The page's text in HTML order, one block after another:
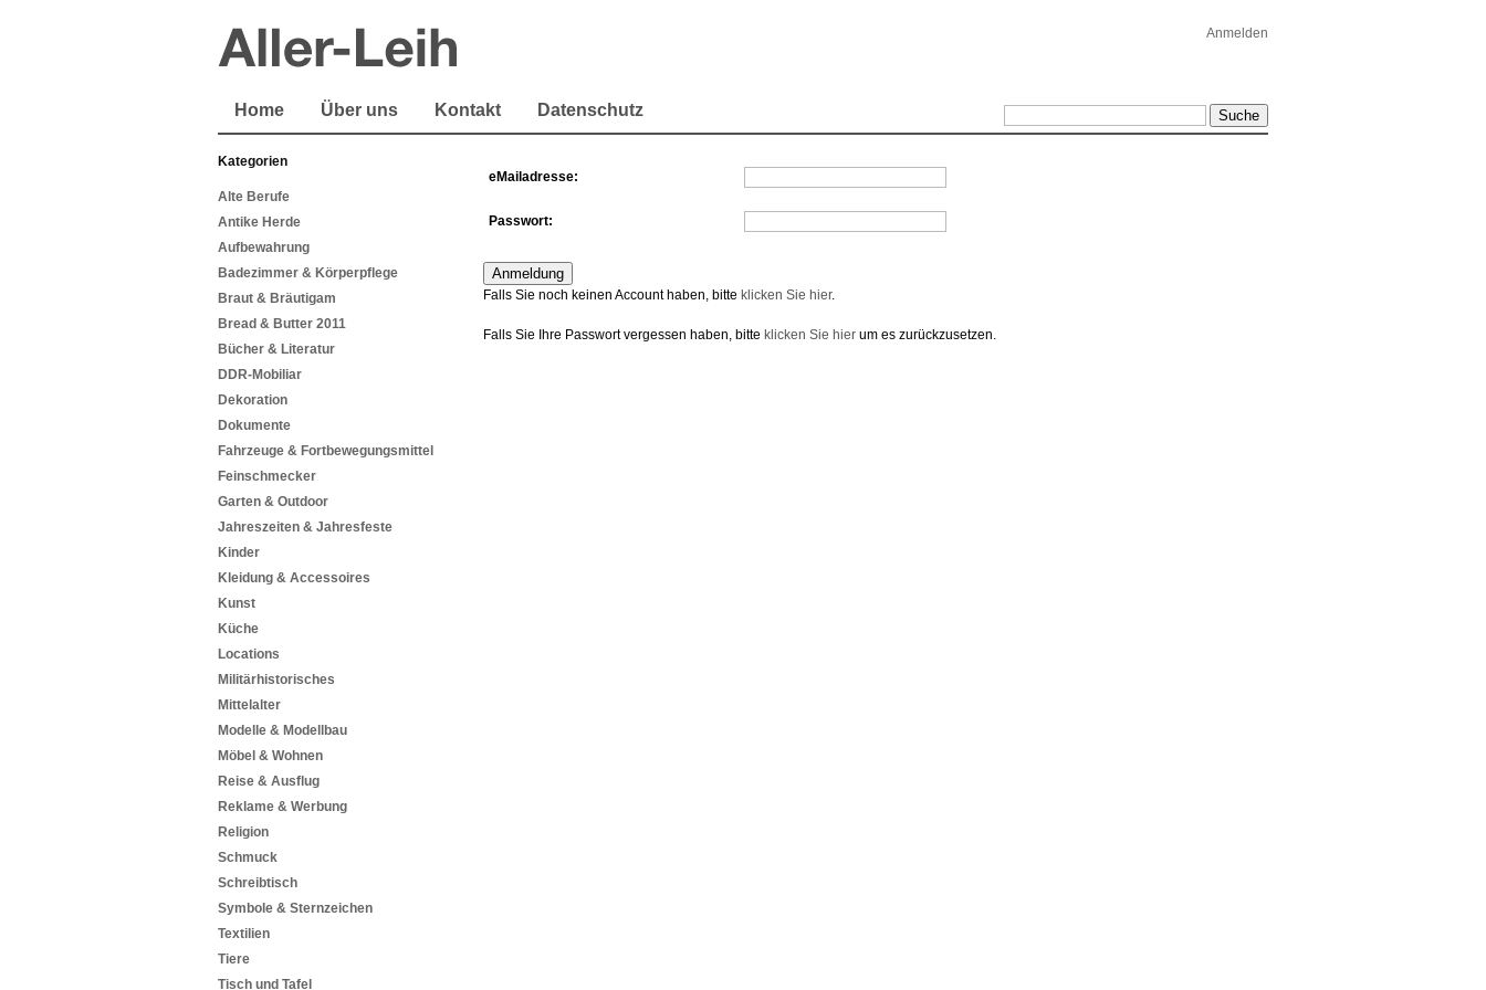
Anmelden
Home Über uns Kontakt Datenschutz
Kategorien
Alte Berufe
Antike Herde
Aufbewahrung
Badezimmer & Körperpflege
Braut & Bräutigam
Bread & Butter 2011
Bücher & Literatur
DDR-Mobiliar
Dekoration
Dokumente
Fahrzeuge & Fortbewegungsmittel
Feinschmecker
Garten & Outdoor
Jahreszeiten & Jahresfeste
Kinder
Kleidung & Accessoires
Kunst
Küche
Locations
Militärhistorisches
Mittelalter
Modelle & Modellbau
Möbel & Wohnen
Reise & Ausflug
Reklame & Werbung
Religion
Schmuck
Schreibtisch
Symbole & Sternzeichen
Textilien
Tiere
Tisch und Tafel
eMailadresse:
Passwort:
Falls Sie noch keinen Account haben, bitte klicken Sie hier.
Falls Sie Ihre Passwort vergessen haben, bitte klicken Sie hier um es zurückzusetzen.